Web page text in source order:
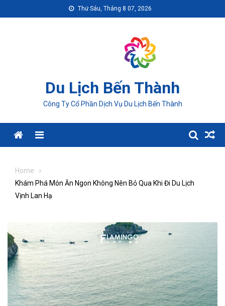
to
Thứ Sáu, Tháng 8 07, 2026
Du Lịch Bến Thành
Công Ty Cổ Phần Dịch Vụ Du Lịch Bến Thành
Menu
Home
Khám Phá Món Ăn Ngon Không Nên Bỏ Qua Khi Đi Du Lịch
Vịnh Lan Hạ